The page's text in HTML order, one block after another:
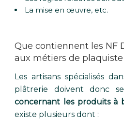
La mise en œuvre, etc.
Que contiennent les NF
aux métiers de
Les artisans spécialisés
plâtrerie doivent donc
concernant les produits à
existe plusieurs dont :